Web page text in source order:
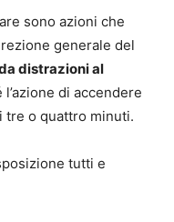
sono azioni che
generale del
distrazioni al
di accendere
tre o quattro minuti.
tutti e